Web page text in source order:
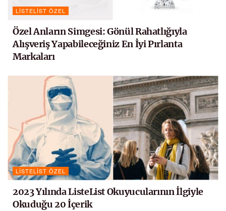
LISTELIST ÖZEL
Özel Anların Simgesi: Gönül Rahatlığıyla
Alışveriş Yapabileceğiniz En İyi Pırlanta
Markaları
LISTELIST ÖZEL
2023 Yılında ListeList Okuyucularının İlgiyle
Okuduğu 20 İçerik